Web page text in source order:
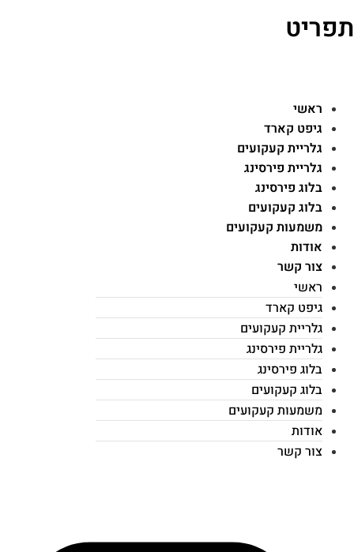
ראשי
גיפט קארד
גלריית קעקועים
גלריית פירסינג
בלוג פירסינג
בלוג קעקועים
משמעות קעקועים
אודות
צור קשר
ראשי
גיפט קארד
גלריית קעקועים
גלריית פירסינג
בלוג פירסינג
בלוג קעקועים
משמעות קעקועים
אודות
צור קשר